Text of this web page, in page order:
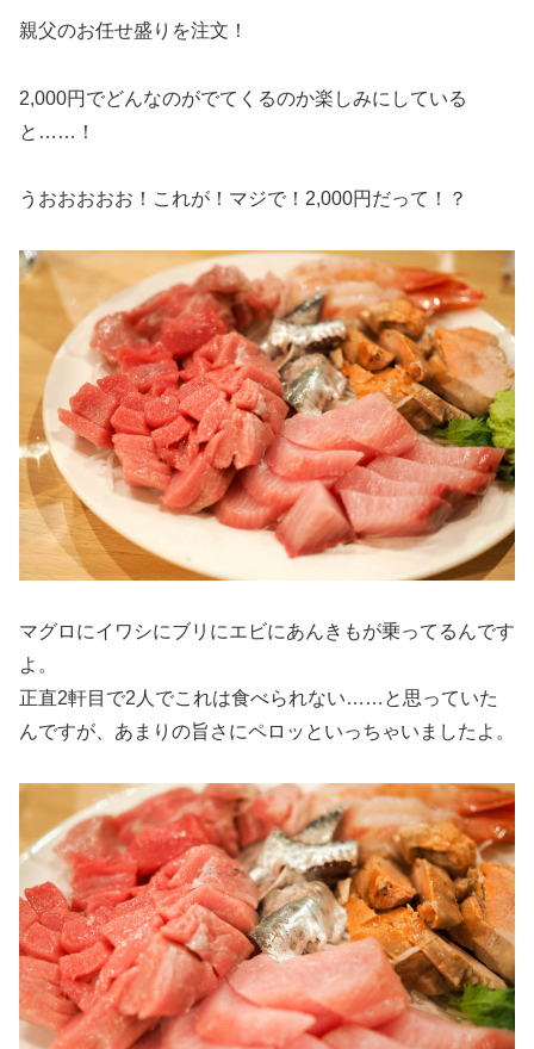
親父のお任せ盛りを注文！
2,000円でどんなのがでてくるのか楽しみにしている
と……！
うおおおおお！これが！マジで！2,000円だって！？
マグロにイワシにブリにエビにあんきもが乗ってるんです
よ。
正直2軒目で2人でこれは食べられない……と思っていた
んですが、あまりの旨さにペロッといっちゃいましたよ。